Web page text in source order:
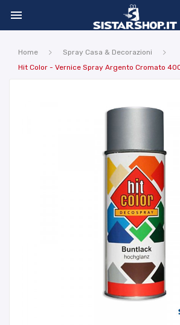

Home
Spray Casa & Decorazioni
Hit Color - Vernice Spray Argento Cromato